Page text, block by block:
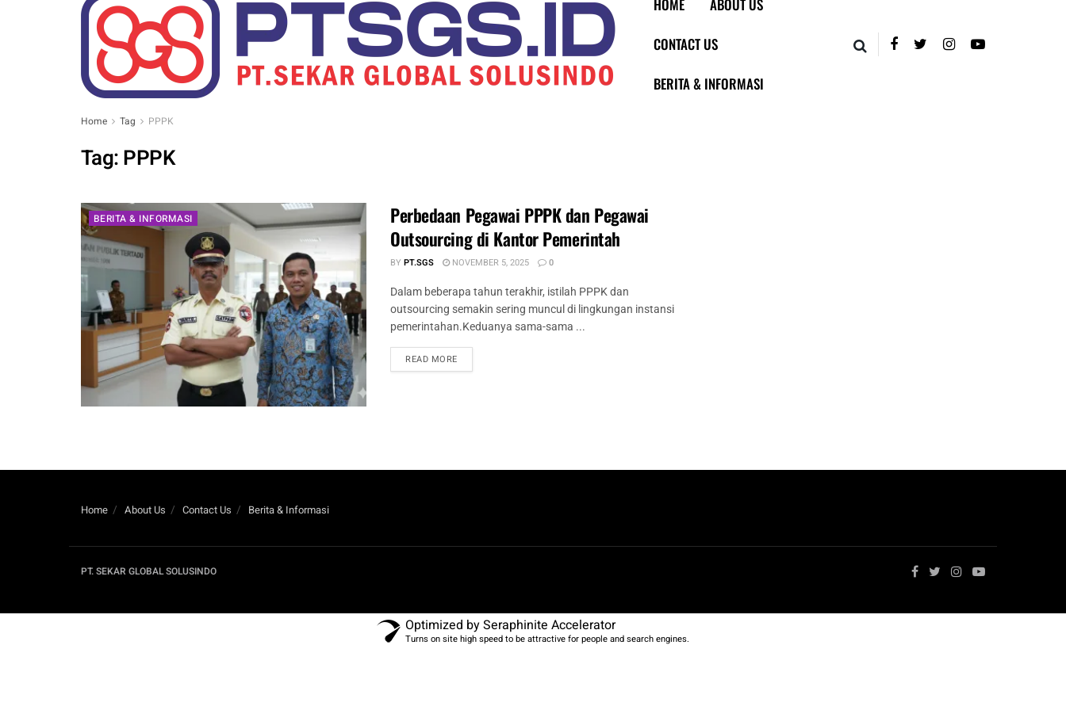
HOME
ABOUT US
CONTACT US
BERITA & INFORMASI
Home Tag PPPK
Tag:PPPK
BERITA & INFORMASI
Perbedaan Pegawai PPPK dan Pegawai
Outsourcing di Kantor Pemerintah
BY PT.SGS NOVEMBER 5, 2025 0
Dalam beberapa tahun terakhir, istilah PPPK dan
outsourcing semakin sering muncul di lingkungan instansi
pemerintahan.Keduanya sama-sama ...
READ MORE
Home About Us Contact Us Berita & Informasi
PT. SEKAR GLOBAL SOLUSINDO
Optimized by Seraphinite Accelerator
Turns on site high speed to be attractive for people and search engines.